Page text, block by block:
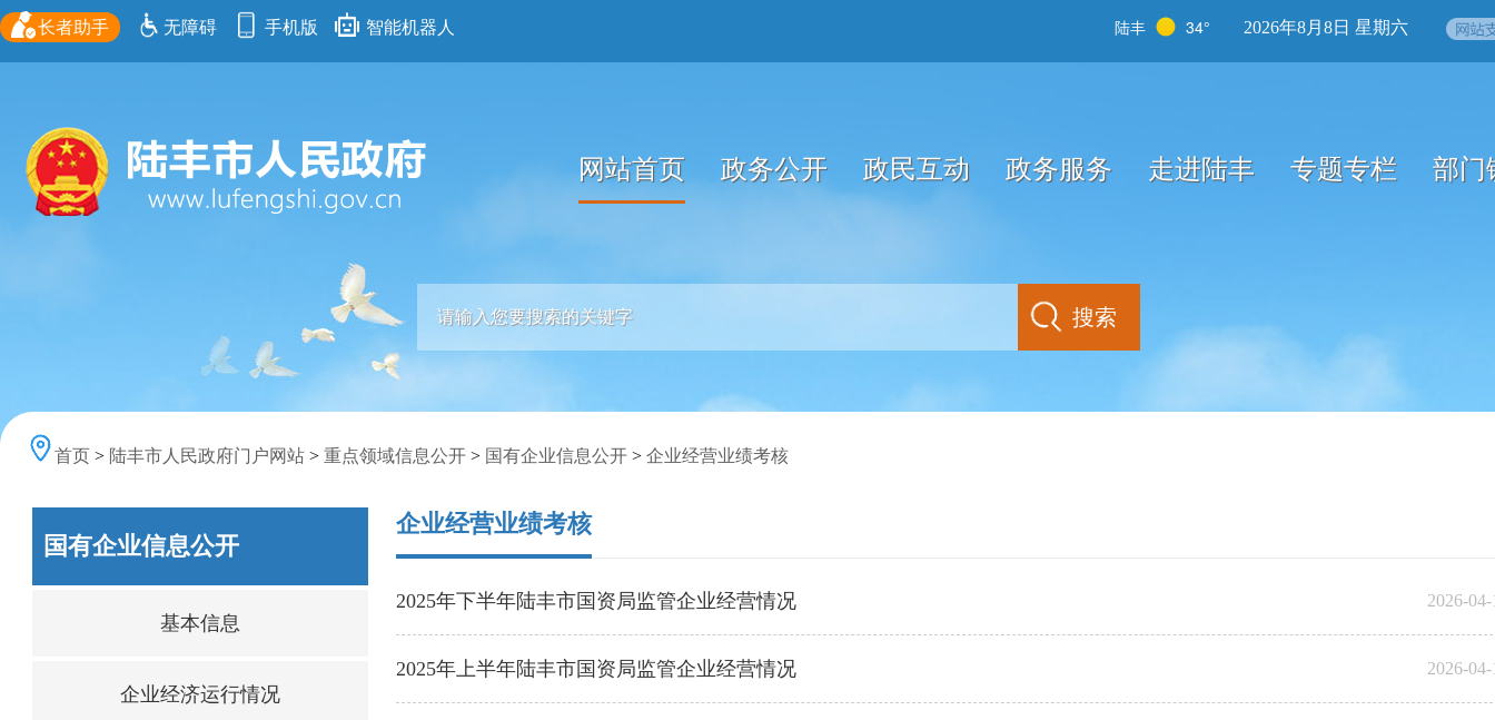
长者助手 无障碍 手机版 智能机器人 陆丰 34° 2026年8月8日 星期六
网站首页 政务公开 政民互动 政务服务 走进陆丰 专题专栏 部门
首页 > 陆丰市人民政府门户网站 > 重点领域信息公开 > 国有企业信息公开 > 企业经营业绩考核
国有企业信息公开
基本信息
企业经济运行情况
企业经营业绩考核
2025年下半年陆丰市国资局监管企业经营情况 2026-
2025年上半年陆丰市国资局监管企业经营情况 2026-